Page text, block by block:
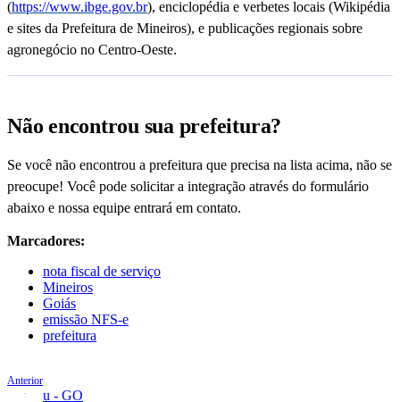
(https://www.ibge.gov.br), enciclopédia e verbetes locais (Wikipédia
e sites da Prefeitura de Mineiros), e publicações regionais sobre
agronegócio no Centro-Oeste.
Não encontrou sua prefeitura?
Se você não encontrou a prefeitura que precisa na lista acima, não se
preocupe! Você pode solicitar a integração através do formulário
abaixo e nossa equipe entrará em contato.
Marcadores:
nota fiscal de serviço
Mineiros
Goiás
emissão NFS-e
prefeitura
Anterior
Minaçu - GO